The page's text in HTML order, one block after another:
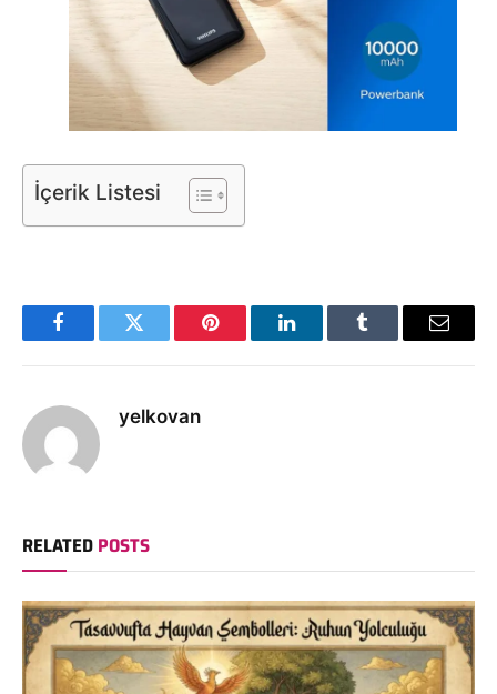
İçerik Listesi
FacebookTwitter Pinterest LinkedInTumblr Email
yelkovan
RELATEDPOSTS